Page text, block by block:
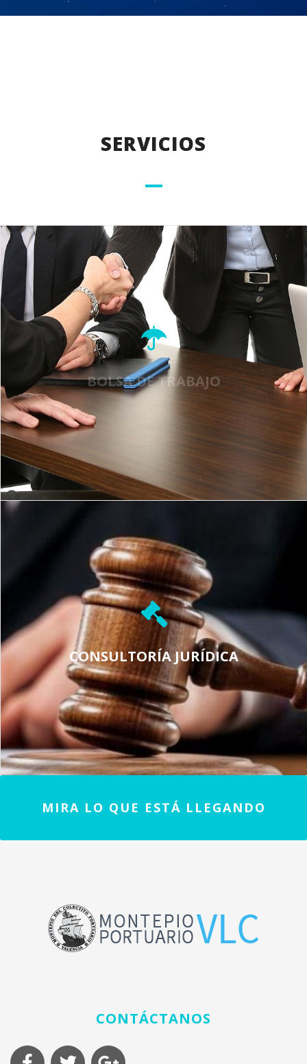
SERVICIOS
BOLSA DE TRABAJO
CONSULTORÍA JURÍDICA
CONSULTORÍA JURÍDICA
MIRA LO QUE ESTÁ LLEGANDO
CONTÁCTANOS